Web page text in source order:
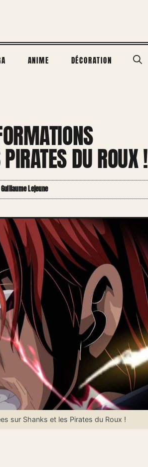
ANIME DÉCORATION
DU ROUX !
Guillaume Lejeune
sur Shanks et les Pirates du Roux !